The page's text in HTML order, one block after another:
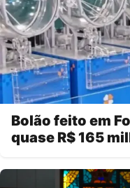
Bolão feito em
quase R$ 165